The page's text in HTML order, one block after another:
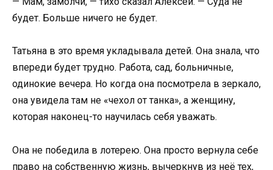
будет. Больше ничего не будет.
Татьяна в это время укладывала детей. Она знала, что
впереди будет трудно. Работа, сад, больничные,
одинокие вечера. Но когда она посмотрела в зеркало,
она увидела там не «чехол от танка», а женщину,
которая наконец-то научилась себя уважать.
Она не победила в лотерею. Она просто вернула себе
право на собственную жизнь, вычеркнув из неё тех,